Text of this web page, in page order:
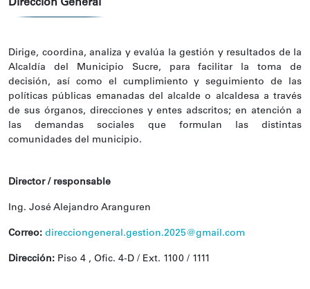
Dirección General
Dirige, coordina, analiza y evalúa la gestión y resultados de la
Alcaldía del Municipio Sucre, para facilitar la toma de
decisión, así como el cumplimiento y seguimiento de las
políticas públicas emanadas del alcalde o alcaldesa a través
de sus órganos, direcciones y entes adscritos; en atención a
las demandas sociales que formulan las distintas
comunidades del municipio.
Director / responsable
Ing. José Alejandro Aranguren
Correo: direcciongeneral.gestion.2025@gmail.com
Dirección: Piso 4 , Ofic. 4-D / Ext. 1100 / 1111